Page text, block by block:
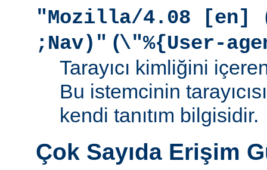
"Mozilla/4.08 [en]
;Nav)" (\"%{User-
Tarayıcı kimliğini
Bu istemcinin
kendi tanıtım bilgisidir.
Çok Sayıda Erişim